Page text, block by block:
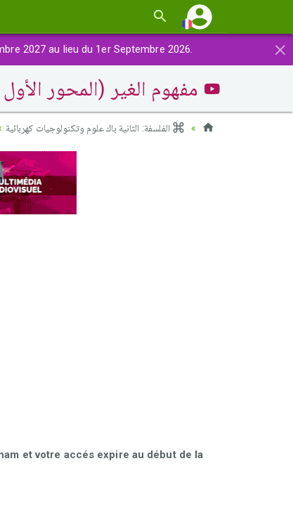
×
2027 au lieu du 1er Septembre 2026.
مفهوم الغير (المحور
الفلسفة: الثانية باك علوم وتكنولوجيات كهربائية
et votre accés expire au début de la